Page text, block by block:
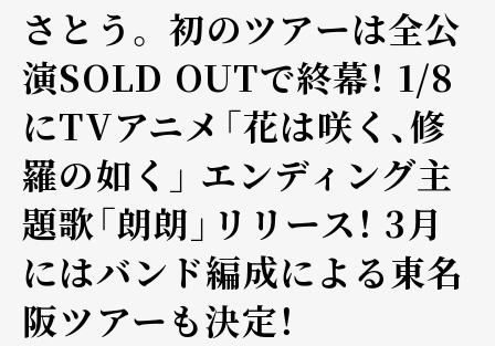
さとう。 初のツアーは全公
演SOLD OUTで終幕！ 1/8
にTVアニメ「花は咲く、修
羅の如く」 エンディング主
題歌「朗朗」リリース！ 3月
にはバンド編成による東名
阪ツアーも決定！